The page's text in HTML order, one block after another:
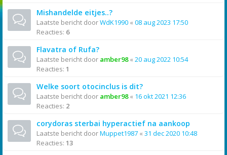
Mishandelde eitjes..?
Laatste bericht doorWdK1990 « 08 aug 2023 17:50
Reacties: 6
Flavatra of Rufa?
Laatste bericht door amber98« 20 aug 2022 10:54
Reacties: 1
Welke soort otocinclus is dit?
Laatste bericht door amber98« 16 okt 2021 12:36
Reacties: 2
corydoras sterbai hyperactief na aankoop
Laatste bericht doorMuppet1987 « 31 dec 2020 10:48
Reacties: 13